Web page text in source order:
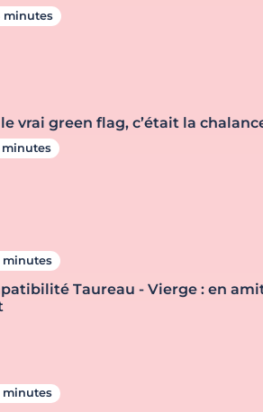
minutes
vrai green flag, c’était la
minutes
minutes
Taureau - Vierge : en
minutes